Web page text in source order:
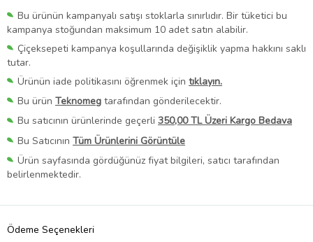
Bu ürünün kampanyalı satışı stoklarla sınırlıdır. Bir tüketici bu
kampanya stoğundan maksimum 10 adet satın alabilir.
Çiçeksepeti kampanya koşullarında değişiklik yapma hakkını saklı
tutar.
Ürünün iade politikasını öğrenmek için tıklayın.
Bu ürün Teknomeg tarafından gönderilecektir.
Bu satıcının ürünlerinde geçerli 350,00 TL Üzeri Kargo Bedava
Bu Satıcının Tüm Ürünlerini Görüntüle
Ürün sayfasında gördüğünüz fiyat bilgileri, satıcı tarafından
belirlenmektedir.
Ödeme Seçenekleri